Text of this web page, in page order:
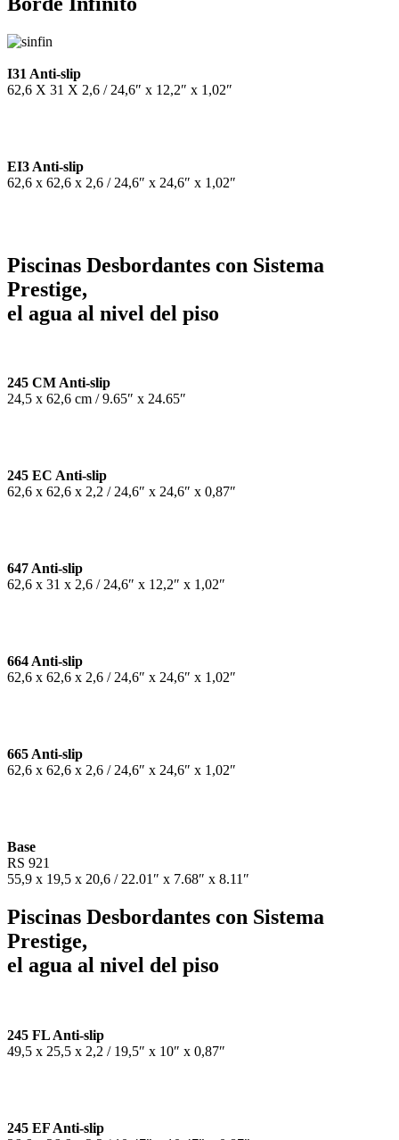
I31 Anti-slip
62,6 X 31 X 2,6 / 24,6″ x 12,2″ x 1,02″
EI3 Anti-slip
62,6 x 62,6 x 2,6 / 24,6″ x 24,6″ x 1,02″
Piscinas Desbordantes con Sistema
Prestige,
el agua al nivel del piso
245 CM Anti-slip
24,5 x 62,6 cm / 9.65″ x 24.65″
245 EC Anti-slip
62,6 x 62,6 x 2,2 / 24,6″ x 24,6″ x 0,87″
647 Anti-slip
62,6 x 31 x 2,6 / 24,6″ x 12,2″ x 1,02″
664 Anti-slip
62,6 x 62,6 x 2,6 / 24,6″ x 24,6″ x 1,02″
665 Anti-slip
62,6 x 62,6 x 2,6 / 24,6″ x 24,6″ x 1,02″
Base
RS 921
55,9 x 19,5 x 20,6 / 22.01″ x 7.68″ x 8.11″
Piscinas Desbordantes con Sistema
Prestige,
el agua al nivel del piso
245 FL Anti-slip
49,5 x 25,5 x 2,2 / 19,5″ x 10″ x 0,87″
245 EF Anti-slip